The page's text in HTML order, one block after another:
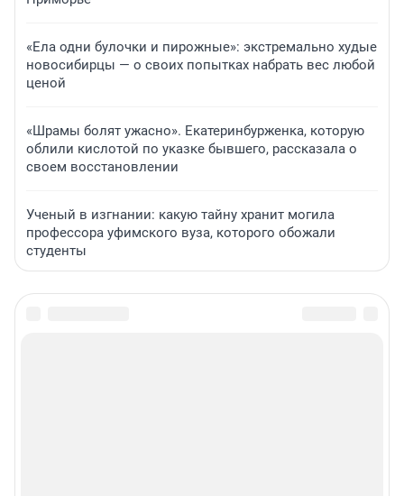
«Ела одни булочки и пирожные»: экстремально худые
новосибирцы — о своих попытках набрать вес любой
ценой
«Шрамы болят ужасно». Екатеринбурженка, которую
облили кислотой по указке бывшего, рассказала о
своем восстановлении
Ученый в изгнании: какую тайну хранит могила
профессора уфимского вуза, которого обожали
студенты